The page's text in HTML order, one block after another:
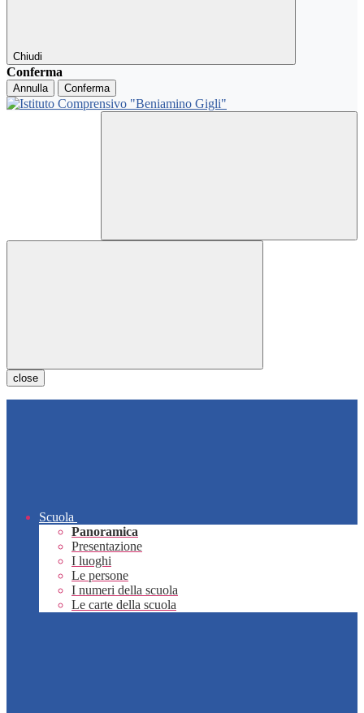
Chiudi
Conferma
Annulla Conferma
close
Scuola
Panoramica
Presentazione
I luoghi
Le persone
I numeri della scuola
Le carte della scuola